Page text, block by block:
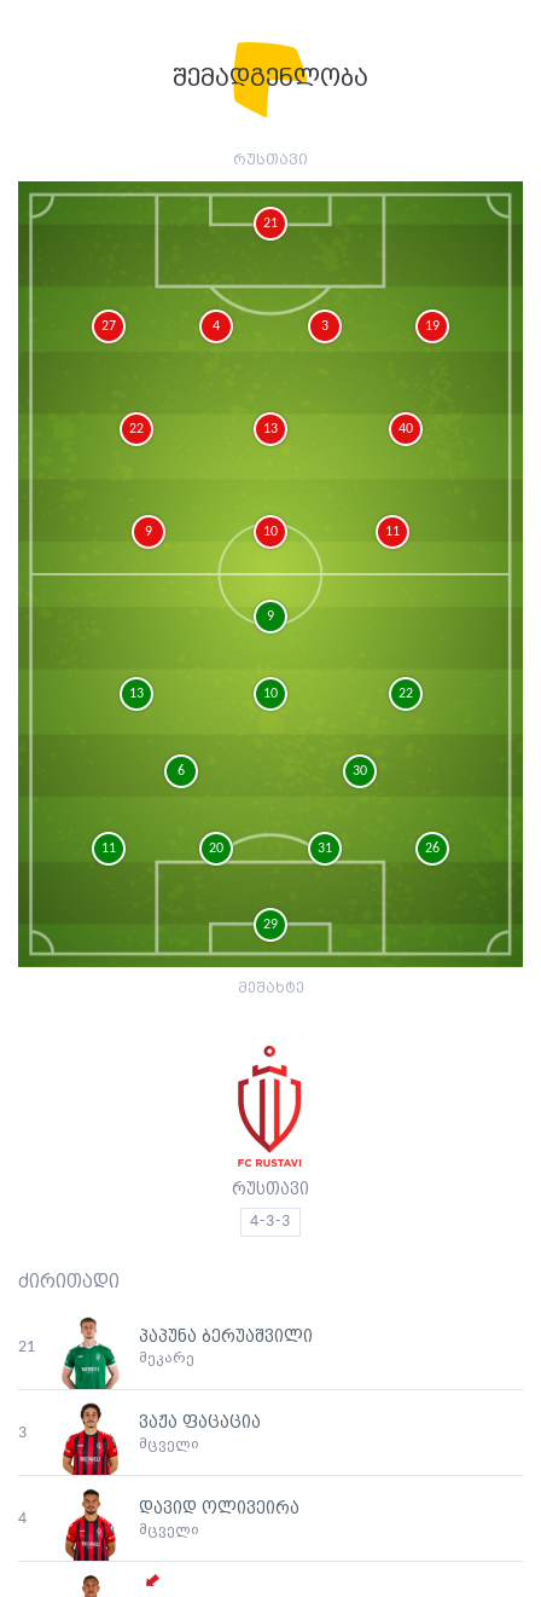
შემადგენლობა
რუსთავი
4-3-3
ძირითადი
21
პაპუნა ბერუაშვილი
მეკარე
3
ვაჟა ფაცაცია
მცველი
4
დავიდ ოლივეირა
მცველი
რუსთავი
21
27 4 3 19
22 13 40
9 10 11
29
26
31
20
11
30
6
22
10
13
9
მეშახტე